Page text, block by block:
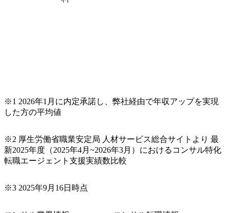
コンサルティングファームの名の通り、全方位のクライア
サルティングファームの立ち上げフェーズに関わることが
できる 豊富な経験を持つコンサル経験者の場合は、自らチ
ーションの開発 など) シンプレクスの顧客基盤、エンジニ
アケイパビリティを活かた確度の高い事業立ち上げが経験
できる 2026年8月21日(金) 19:30〜21:30 (19:20開場) 2026年8
く可能性がございます。 このたび、ファーム経験者の方を
※1 2026年1月に内定承諾し、弊社経由で年収アップを実現
した方の平均値
※2 厚生労働省職業安定局 人材サービス総合サイトより 最
新2025年度（2025年4月~2026年3月）におけるコンサル特化
転職エージェント支援実績数比較
※3 2025年9月16日時点